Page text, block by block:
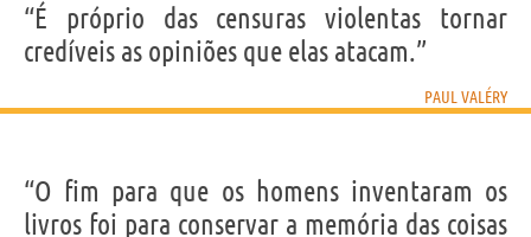
“É próprio das censuras violentas tornar
credíveis as opiniões que elas atacam.”
PAUL VALÉRY
“O fim para que os homens inventaram os
livros foi para conservar a memória das coisas